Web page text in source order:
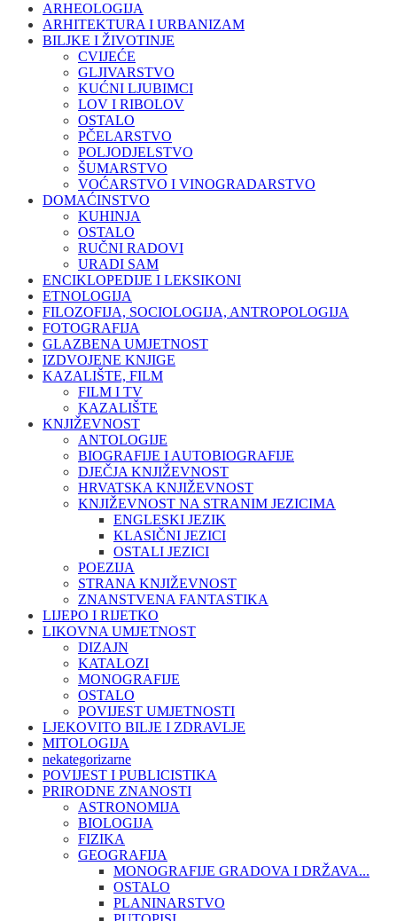
ARHEOLOGIJA
ARHITEKTURA I URBANIZAM
BILJKE I ŽIVOTINJE
CVIJEĆE
GLJIVARSTVO
KUĆNI LJUBIMCI
LOV I RIBOLOV
OSTALO
PČELARSTVO
POLJODJELSTVO
ŠUMARSTVO
VOĆARSTVO I VINOGRADARSTVO
DOMAĆINSTVO
KUHINJA
OSTALO
RUČNI RADOVI
URADI SAM
ENCIKLOPEDIJE I LEKSIKONI
ETNOLOGIJA
FILOZOFIJA, SOCIOLOGIJA, ANTROPOLOGIJA
FOTOGRAFIJA
GLAZBENA UMJETNOST
IZDVOJENE KNJIGE
KAZALIŠTE, FILM
FILM I TV
KAZALIŠTE
KNJIŽEVNOST
ANTOLOGIJE
BIOGRAFIJE I AUTOBIOGRAFIJE
DJEČJA KNJIŽEVNOST
HRVATSKA KNJIŽEVNOST
KNJIŽEVNOST NA STRANIM JEZICIMA
ENGLESKI JEZIK
KLASIČNI JEZICI
OSTALI JEZICI
POEZIJA
STRANA KNJIŽEVNOST
ZNANSTVENA FANTASTIKA
LIJEPO I RIJETKO
LIKOVNA UMJETNOST
DIZAJN
KATALOZI
MONOGRAFIJE
OSTALO
POVIJEST UMJETNOSTI
LJEKOVITO BILJE I ZDRAVLJE
MITOLOGIJA
nekategorizarne
POVIJEST I PUBLICISTIKA
PRIRODNE ZNANOSTI
ASTRONOMIJA
BIOLOGIJA
FIZIKA
GEOGRAFIJA
MONOGRAFIJE GRADOVA I DRŽAVA...
OSTALO
PLANINARSTVO